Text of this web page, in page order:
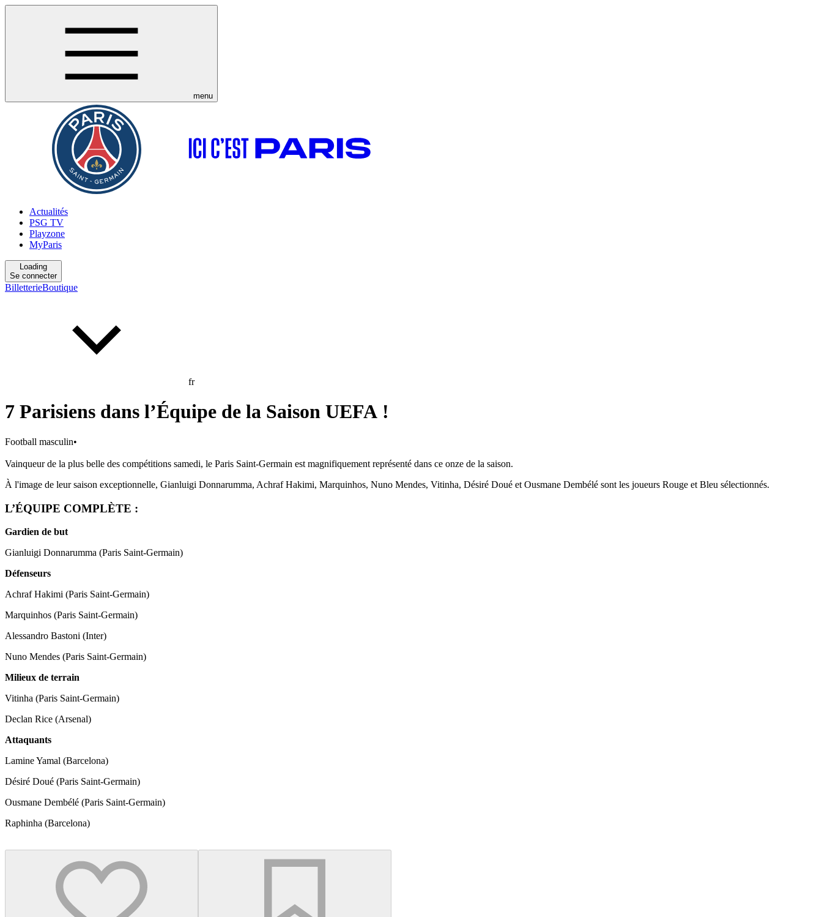
menu
Actualités
PSG TV
Playzone
MyParis
Loading
Se connecter
BilletterieBoutique
fr
7 Parisiens dans l’Équipe de la Saison UEFA !
Football masculin•
Vainqueur de la plus belle des compétitions samedi, le Paris Saint-Germain est magnifiquement représenté dans ce onze de la saison.
À l'image de leur saison exceptionnelle, Gianluigi Donnarumma, Achraf Hakimi, Marquinhos, Nuno Mendes, Vitinha, Désiré Doué et Ousmane Dembélé sont les joueurs Rouge et Bleu sélectionnés.
L’ÉQUIPE COMPLÈTE :
Gardien de but
Gianluigi Donnarumma (Paris Saint-Germain)
Défenseurs
Achraf Hakimi (Paris Saint-Germain)
Marquinhos (Paris Saint-Germain)
Alessandro Bastoni (Inter)
Nuno Mendes (Paris Saint-Germain)
Milieux de terrain
Vitinha (Paris Saint-Germain)
Declan Rice (Arsenal)
Attaquants
Lamine Yamal (Barcelona)
Désiré Doué (Paris Saint-Germain)
Ousmane Dembélé (Paris Saint-Germain)
Raphinha (Barcelona)